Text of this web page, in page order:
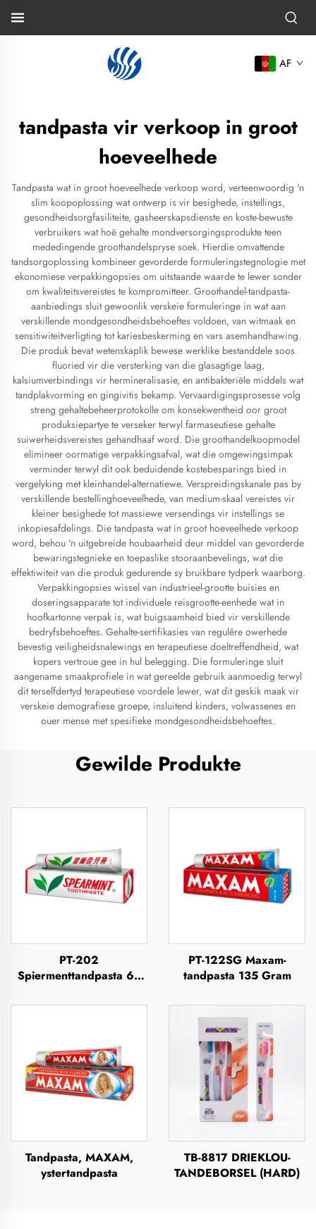
AF
tandpasta vir verkoop in groot
hoeveelhede
Tandpasta wat in groot hoeveelhede verkoop word, verteenwoordig 'n
slim koopoplossing wat ontwerp is vir besighede, instellings,
gesondheidsorgfasiliteite, gasheerskapsdienste en koste-bewuste
verbruikers wat hoë gehalte mondversorgingsprodukte teen
mededingende groothandelspryse soek. Hierdie omvattende
tandsorgoplossing kombineer gevorderde formuleringstegnologie met
ekonomiese verpakkingopsies om uitstaande waarde te lewer sonder
om kwaliteitsvereistes te kompromitteer. Groothandel-tandpasta-
aanbiedings sluit gewoonlik verskeie formuleringe in wat aan
verskillende mondgesondheidsbehoeftes voldoen, van witmaak en
sensitiwiteitverligting tot kariesbeskerming en vars asemhandhawing.
Die produk bevat wetenskaplik bewese werklike bestanddele soos
fluoried vir die versterking van die glasagtige laag,
kalsiumverbindings vir hermineralisasie, en antibakteriële middels wat
tandplakvorming en gingivitis bekamp. Vervaardigingsprosesse volg
streng gehaltebeheerprotokolle om konsekwentheid oor groot
produksiepartye te verseker terwyl farmaseutiese gehalte
suiwerheidsvereistes gehandhaaf word. Die groothandelkoopmodel
elimineer oormatige verpakkingsafval, wat die omgewingsimpak
verminder terwyl dit ook beduidende kostebesparings bied in
vergelyking met kleinhandel-alternatiewe. Verspreidingskanale pas by
verskillende bestellinghoeveelhede, van medium-skaal vereistes vir
kleiner besighede tot massiewe versendings vir instellings se
inkopiesafdelings. Die tandpasta wat in groot hoeveelhede verkoop
word, behou 'n uitgebreide houbaarheid deur middel van gevorderde
bewaringstegnieke en toepaslike stooraanbevelings, wat die
effektiwiteit van die produk gedurende sy bruikbare tydperk waarborg.
Verpakkingopsies wissel van industrieel-grootte buisies en
doseringsapparate tot individuele reisgrootte-eenhede wat in
hoofkartonne verpak is, wat buigsaamheid bied vir verskillende
bedryfsbehoeftes. Gehalte-sertifikasies van regulêre owerhede
bevestig veiligheidsnalewings en terapeutiese doeltreffendheid, wat
kopers vertroue gee in hul belegging. Die formuleringe sluit
aangename smaakprofiele in wat gereelde gebruik aanmoedig terwyl
dit terselfdertyd terapeutiese voordele lewer, wat dit geskik maak vir
verskeie demografiese groepe, insluitend kinders, volwassenes en
ouer mense met spesifieke mondgesondheidsbehoeftes.
Gewilde Produkte
PT-202
Spiermenttandpasta 63
PT-122SG Maxam-
tandpasta 135 Gram
Tandpasta, MAXAM,
ystertandpasta
TB-8817 DRIEKLOU-
TANDEBORSEL (HARD)